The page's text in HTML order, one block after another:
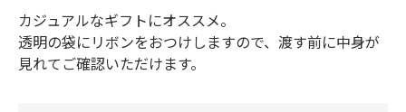
カジュアルなギフトにオススメ。
透明の袋にリボンをおつけしますので、渡す前に中身が
見れてご確認いただけます。